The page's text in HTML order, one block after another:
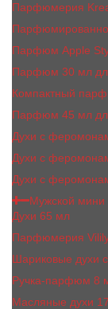
Парфюмерия
Парфюм Apple
Парфюм 30 мл
Компактный
Парфюм 45 мл
Духи с
Духи с
Духи с
Мужской
Духи 65 мл
Парфюмерия
Шариковые духи
Ручка-парфюм 8
Масляные духи